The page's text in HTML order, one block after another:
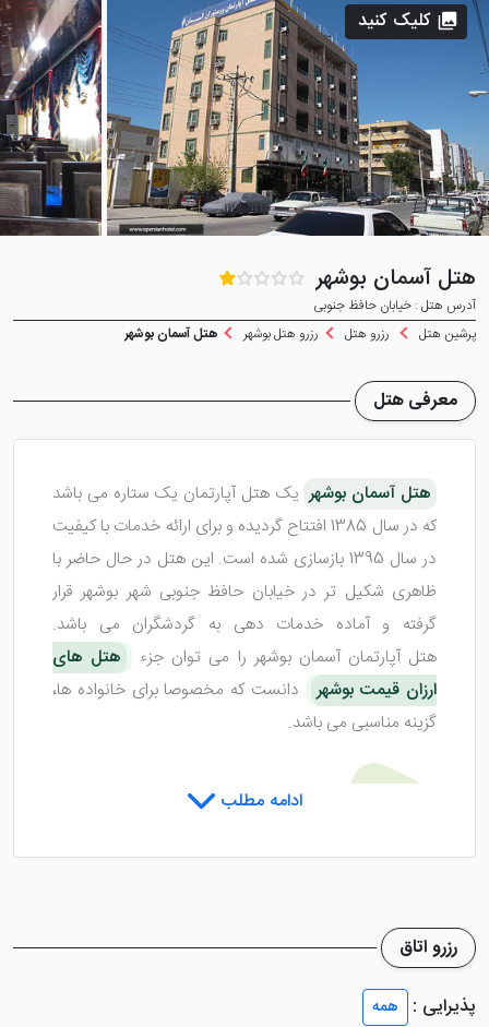
هتل آسمان بوشهر
آدرس هتل : خیابان حافظ جنوبی
پرشین هتل
رزرو هتل رزرو هتل بوشهر هتل آسمان بوشهر
کلیک کنید
معرفی هتل
هتل آسمان بوشهر یک هتل آپارتمان یک ستاره می باشد
که در سال 1385 افتتاح گردیده و برای ارائه خدمات با کیفیت
در سال 1395 بازسازی شده است. این هتل در حال حاضر با
ظاهری شکیل تر در خیابان حافظ جنوبی شهر بوشهر قرار
گرفته و آماده خدمات دهی به گردشگران می باشد.
هتل آپارتمان آسمان بوشهر را می توان جزء
هتل های
ارزان قیمت بوشهر
دانست که مخصوصا برای خانواده ها،
گزینه مناسبی می باشد.
اتاق های هتل آسمان بوشهر
که با کیفیت مناسب و امکانات مطلوب، آماده پذیرایی از شما
شکل است و تنها تفاوت میان آن ها، ظرفیت هر یک از واحد
ادامه مطلب
رزرو اتاق
پذیرایی :
همه